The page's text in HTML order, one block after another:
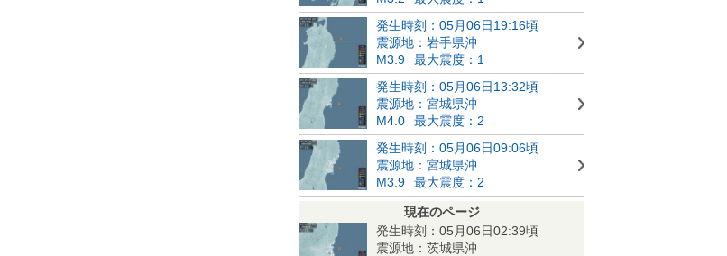
発生時刻：05月06日19:16頃
震源地：岩手県沖
M3.9
最大震度：1
発生時刻：05月06日13:32頃
震源地：宮城県沖
M4.0
最大震度：2
発生時刻：05月06日09:06頃
震源地：宮城県沖
M3.9
最大震度：2
現在のページ
発生時刻：05月06日02:39頃
震源地：茨城県沖